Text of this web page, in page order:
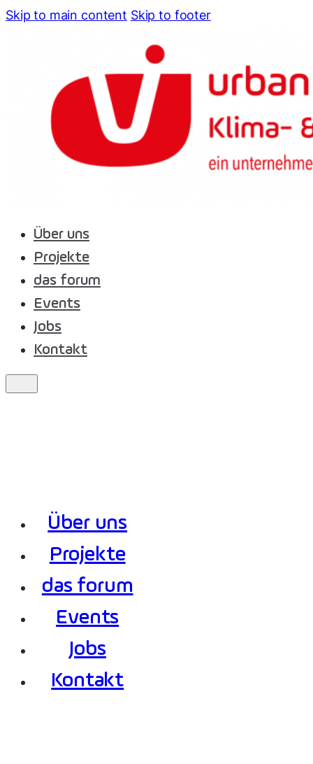
Skip to main content Skip to footer
Über uns
Projekte
das forum
Events
Jobs
Kontakt
Über uns
Projekte
das forum
Events
Jobs
Kontakt